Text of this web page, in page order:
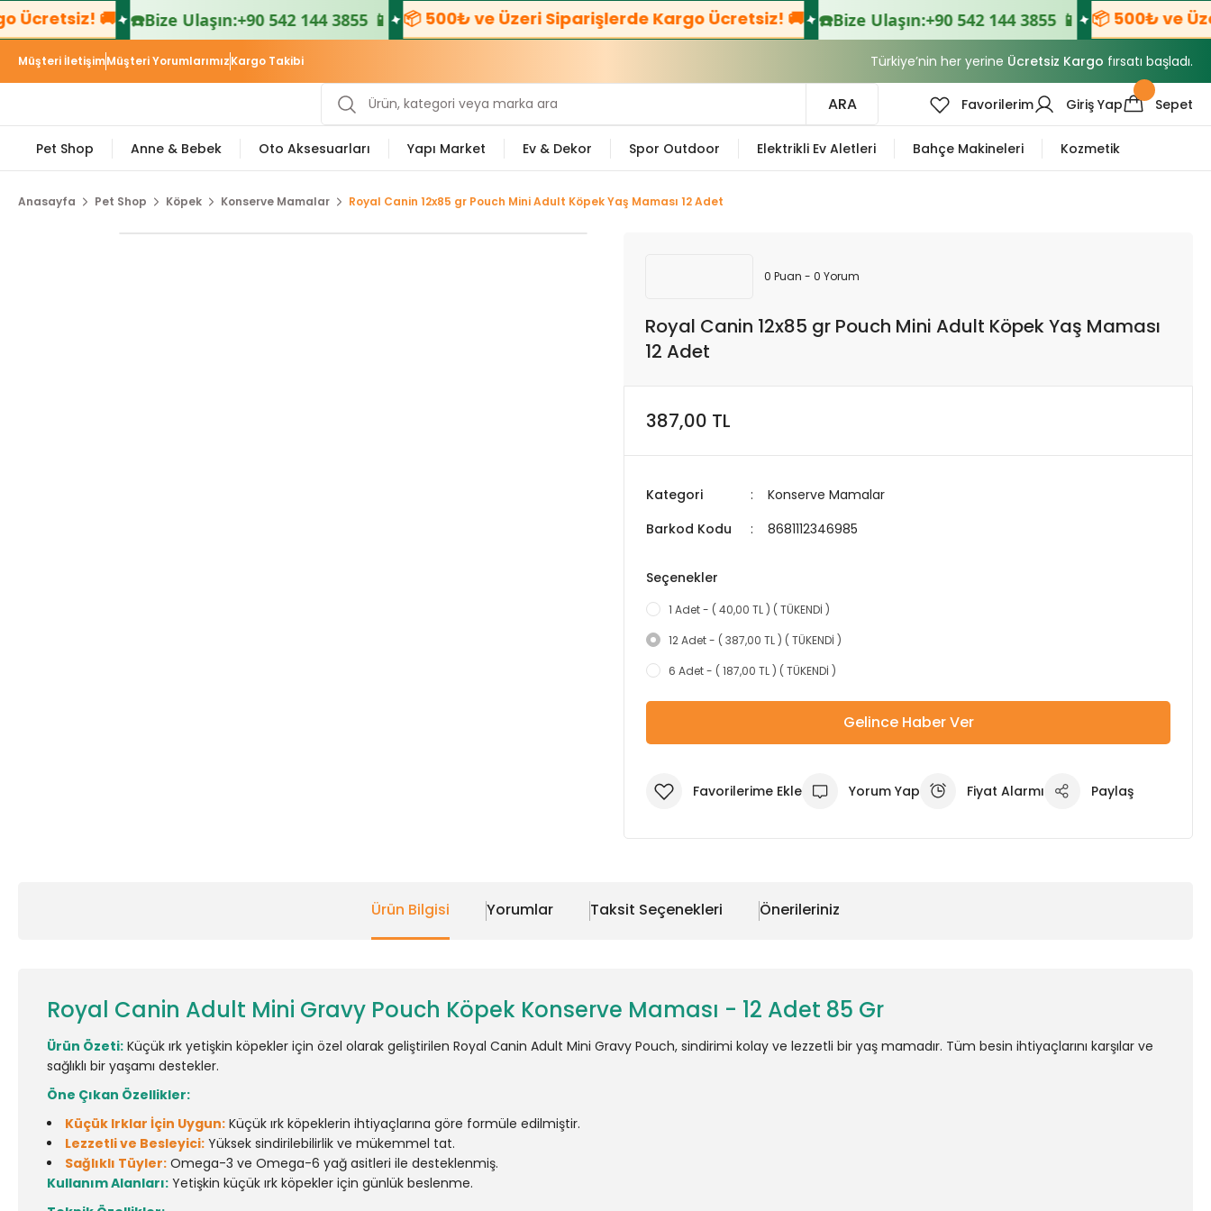
🚚 ☎️Bize Ulaşın:+90 542 144 3855 📱 📦 500₺ ve Üzeri Siparişlerde Kargo Ücretsiz! 🚚 ☎️Bize Ulaşın:+90 542 144 3855 📱 📦 500₺ ve
Müşteri İletişimMüşteri YorumlarımızKargo Takibi Türkiye’nin her yerine Ücretsiz Kargo fırsatı başladı.
ARA Favorilerim Giriş Yap Sepet
Pet Shop Anne & Bebek Oto Aksesuarları Yapı Market Ev & Dekor Spor Outdoor Elektrikli Ev Aletleri Bahçe Makineleri Kozmetik
Anasayfa Pet Shop Köpek Konserve Mamalar Royal Canin 12x85 gr Pouch Mini Adult Köpek Yaş Maması 12 Adet
0 Puan - 0 Yorum
Royal Canin 12x85 gr Pouch Mini Adult Köpek Yaş Maması
12 Adet
387,00 TL
Kategori
Konserve Mamalar
Barkod Kodu
8681112346985
Seçenekler
1 Adet - ( 40,00 TL ) ( TÜKENDİ )
12 Adet - ( 387,00 TL ) ( TÜKENDİ )
6 Adet - ( 187,00 TL ) ( TÜKENDİ )
Gelince Haber Ver
Yorum Yap Fiyat Alarmı Paylaş
Ürün Bilgisi Yorumlar Taksit Seçenekleri Önerileriniz
Royal Canin Adult Mini Gravy Pouch Köpek Konserve Maması - 12 Adet 85 Gr
Ürün Özeti: Küçük ırk yetişkin köpekler için özel olarak geliştirilen Royal Canin Adult Mini Gravy Pouch, sindirimi kolay ve lezzetli bir yaş mamadır. Tüm besin ihtiyaçlarını karşılar ve
sağlıklı bir yaşamı destekler.
Öne Çıkan Özellikler:
Küçük Irklar İçin Uygun: Küçük ırk köpeklerin ihtiyaçlarına göre formüle edilmiştir.
Lezzetli ve Besleyici: Yüksek sindirilebilirlik ve mükemmel tat.
Sağlıklı Tüyler: Omega-3 ve Omega-6 yağ asitleri ile desteklenmiş.
Kullanım Alanları: Yetişkin küçük ırk köpekler için günlük beslenme.